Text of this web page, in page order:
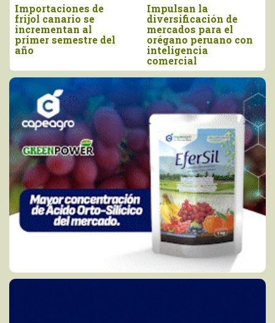
Importaciones de
frijol canario se
incrementan al
primer semestre del
año
Impulsan la
diversificación de
mercados para el
orégano peruano con
inteligencia
comercial